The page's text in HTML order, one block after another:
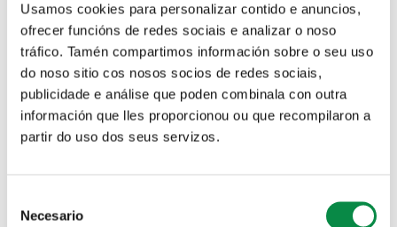
Usamos cookies para personalizar contido e anuncios,
ofrecer funcións de redes sociais e analizar o noso
tráfico. Tamén compartimos información sobre o seu uso
do noso sitio cos nosos socios de redes sociais,
publicidade e análise que poden combinala con outra
información que lles proporcionou ou que recompilaron a
partir do uso dos seus servizos.
Selection
Necesario
A venda de entradas e convites farase a través daBilleteira
electrónica. Para máis información pódese chamar aos
números de teléfono 981 535 940 / 662 377 444 ou escribir
un correo electrónico ao enderezo
cultura@concellodeames.gal